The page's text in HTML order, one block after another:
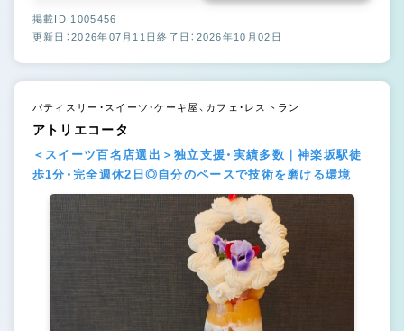
掲載ID 1005456
更新日：2026年07月11日終了日：2026年10月02日
パティスリー・スイーツ・ケーキ屋、カフェ・レストラン
アトリエコータ
＜スイーツ百名店選出＞独立支援・実績多数｜神楽坂駅徒
歩1分・完全週休2日◎自分のペースで技術を磨ける環境